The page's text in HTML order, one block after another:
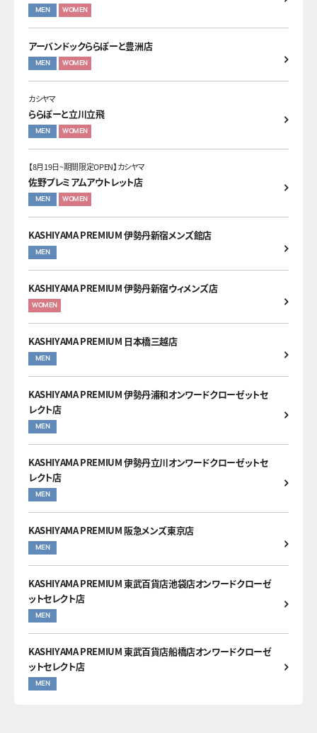
MEN WOMEN
アーバンドックららぽーと豊洲店
MEN WOMEN
カシヤマ
ららぽーと立川立飛
MEN WOMEN
【8月19日~期間限定OPEN】カシヤマ
佐野プレミアムアウトレット店
MEN WOMEN
KASHIYAMA PREMIUM 伊勢丹新宿メンズ館店
MEN
KASHIYAMA PREMIUM 伊勢丹新宿ウィメンズ店
WOMEN
KASHIYAMA PREMIUM 日本橋三越店
MEN
KASHIYAMA PREMIUM 伊勢丹浦和オンワードクローゼットセ
レクト店
MEN
KASHIYAMA PREMIUM 伊勢丹立川オンワードクローゼットセ
レクト店
MEN
KASHIYAMA PREMIUM 阪急メンズ東京店
MEN
KASHIYAMA PREMIUM 東武百貨店池袋店オンワードクローゼ
ットセレクト店
MEN
KASHIYAMA PREMIUM 東武百貨店船橋店オンワードクローゼ
ットセレクト店
MEN